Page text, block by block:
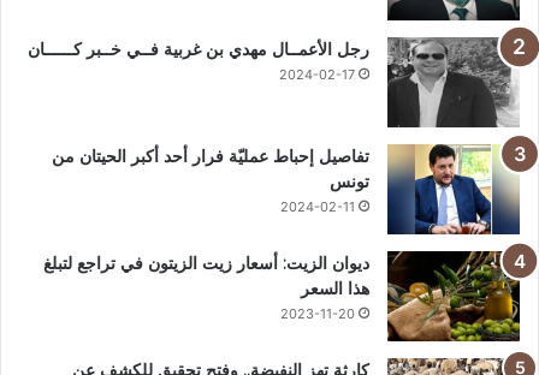
رجل الأعمــال مهدي بن غربية فــي خــبر كــــــان
2024-02-17
تفاصيل إحباط عمليّة فرار أحد أكبر الحيتان من
تونس
2024-02-11
ديوان الزيت: أسعار زيت الزيتون في تراجع لتبلغ
هذا السعر
2023-11-20
كارثة تهز النفيضة.. وفتح تحقيق للكشف عن